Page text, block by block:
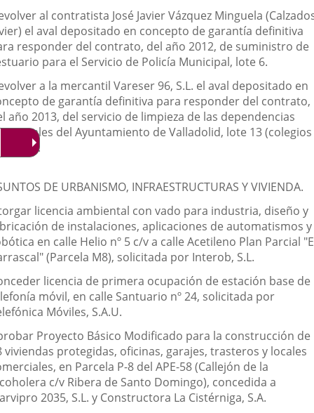
al contratista José Javier Vázquez Minguela
el aval depositado en concepto de garantía definitiva
responder del contrato, del año 2012, de suministro de
para el Servicio de Policía Municipal, lote 6.
a la mercantil Vareser 96, S.L. el aval depositado en
de garantía definitiva para responder del contrato,
año 2013, del servicio de limpieza de las dependencias
del Ayuntamiento de Valladolid, lote 13 (colegios
DE URBANISMO, INFRAESTRUCTURAS Y VIVIENDA.
licencia ambiental con vado para industria, diseño y
de instalaciones, aplicaciones de automatismos y
en calle Helio nº 5 c/v a calle Acetileno Plan Parcial
(Parcela M8), solicitada por Interob, S.L.
licencia de primera ocupación de estación base de
móvil, en calle Santuario nº 24, solicitada por
Móviles, S.A.U.
Proyecto Básico Modificado para la construcción de
viviendas protegidas, oficinas, garajes, trasteros y locales
en Parcela P-8 del APE-58 (Callejón de la
c/v Ribera de Santo Domingo), concedida a
2035, S.L. y Constructora La Cistérniga, S.A.